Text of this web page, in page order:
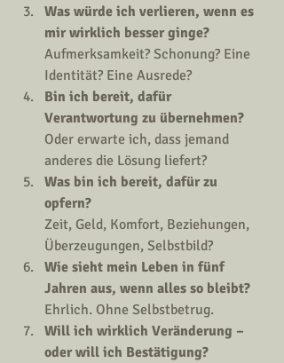
Was würde ich verlieren, wenn es
mir wirklich besser ginge?
Aufmerksamkeit? Schonung? Eine
Identität? Eine Ausrede?
Bin ich bereit, dafür
Verantwortung zu übernehmen?
Oder erwarte ich, dass jemand
anderes die Lösung liefert?
Was bin ich bereit, dafür zu
opfern?
Zeit, Geld, Komfort, Beziehungen,
Überzeugungen, Selbstbild?
Wie sieht mein Leben in fünf
Jahren aus, wenn alles so bleibt?
Ehrlich. Ohne Selbstbetrug.
Will ich wirklich Veränderung –
oder will ich Bestätigung?